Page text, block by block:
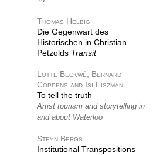
Thomas Helbig
Die Gegenwart des
Historischen in Christian
Petzolds Transit
Lotte Beckwé, Bernard
Coppens and Isi Fiszman
To tell the truth
Artist tourism and storytelling in
and about Waterloo
Steyn Bergs
Institutional Transpositions